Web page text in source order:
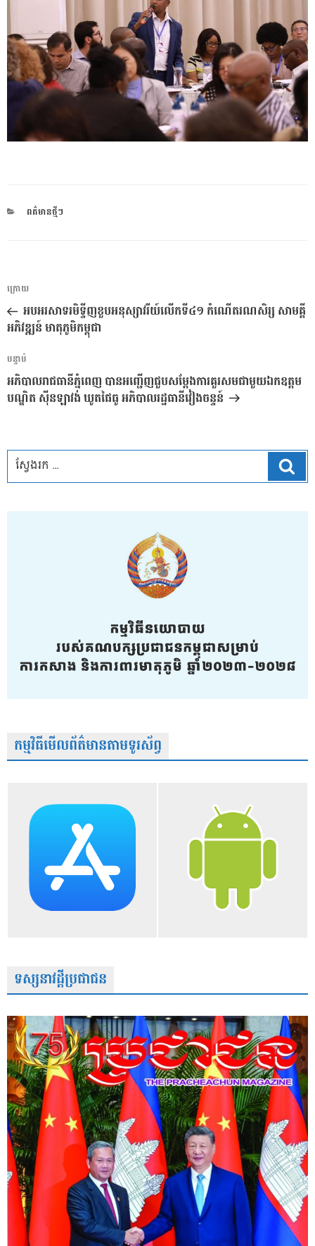
CATEGORIES
ពត៌មានថ្មីៗ
ការ​
នាំទិស​
ប្រកាស
អត្ថបទ
មុន
ក្រោយ
អបអរសាទរមិទ្ទីញខួបអនុស្សាវរីយ៍លើកទី៤១ កំណើតរណសិរ្ស សាមគ្គី
អភិវឌ្ឍន៍ មាតុភូមិកម្ពុជា
អត្ថបទ
បន្ទាប់
បន្ទាប់
អភិបាលរាជធានីភ្នំពេញ បានអញ្ជើញជួបសម្ដែងការគួរសមជាមួយឯកឧត្ដម
បណ្ឌិត សុីនឡាវង់ ឃូតផៃធូ អភិបាលរដ្ឋធានីវៀងចន្ទន៍
កម្មវិធីមើលព័ត៌មានតាមទូរស័ព្វ
ទស្សនាវដ្តីប្រជាជន